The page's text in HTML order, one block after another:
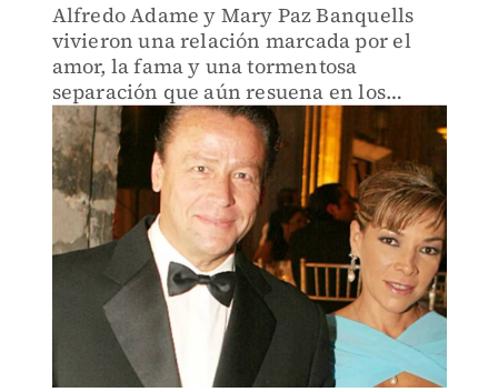
Alfredo Adame y Mary Paz Banquells
vivieron una relación marcada por el
amor, la fama y una tormentosa
separación que aún resuena en los
medios.